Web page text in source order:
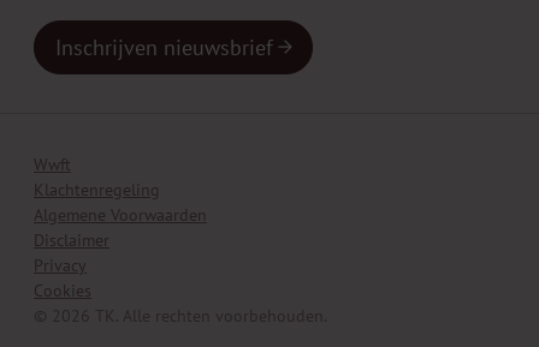
Inschrijven nieuwsbrief
© 2026 TK. Alle rechten voorbehouden.
Wwft
Klachtenregeling
Algemene Voorwaarden
Disclaimer
Privacy
Cookies